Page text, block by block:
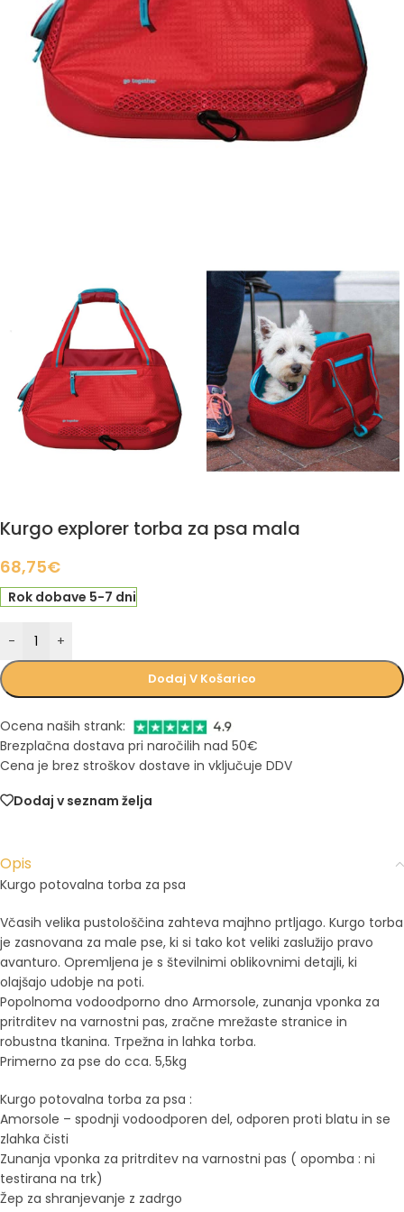
Kurgo explorer torba za psa mala
68,75€
Rok dobave 5-7 dni
- +
Dodaj V Košarico
Ocena naših strank:
Brezplačna dostava pri naročilih nad 50€
Cena je brez stroškov dostave in vključuje DDV
Dodaj v seznam želja
Opis
Kurgo potovalna torba za psa
Včasih velika pustološčina zahteva majhno prtljago. Kurgo torba
je zasnovana za male pse, ki si tako kot veliki zaslužijo pravo
avanturo. Opremljena je s številnimi oblikovnimi detajli, ki
olajšajo udobje na poti.
Popolnoma vodoodporno dno Armorsole, zunanja vponka za
pritrditev na varnostni pas, zračne mrežaste stranice in
robustna tkanina. Trpežna in lahka torba.
Primerno za pse do cca. 5,5kg
Kurgo potovalna torba za psa :
Amorsole – spodnji vodoodporen del, odporen proti blatu in se
zlahka čisti
Zunanja vponka za pritrditev na varnostni pas ( opomba : ni
testirana na trk)
Žep za shranjevanje z zadrgo